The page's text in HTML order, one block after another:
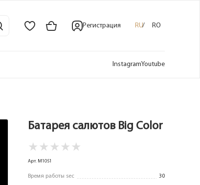
Регистрация RU RO
InstagramYoutube
Батарея салютов Big Color
★ ★ ★ ★ ★
Арт. M1051
Время работы sec 30